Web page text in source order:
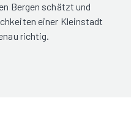
Bergen schätzt und
einer Kleinstadt
richtig.